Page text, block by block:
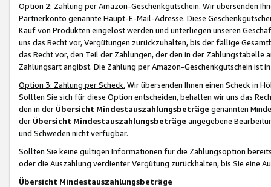
Option 2: Zahlung per Amazon-Geschenkgutschein. Wir übersenden
Partnerkonto genannte Haupt-E-Mail-Adresse. Diese
Kauf von Produkten eingelöst werden und unterliegen unseren
uns das Recht vor, Vergütungen zurückzuhalten, bis der fällige
das Recht vor, den Teil der Zahlungen, der den in der
Zahlungsart angibst. Die Zahlung per Amazon-Geschenkgutschein ist
Option 3: Zahlung per Scheck. Wir übersenden Ihnen einen Scheck in
Sollten Sie sich für diese Option entscheiden, behalten wir uns das
den in der Übersicht Mindestauszahlungsbeträge genannten
der Übersicht Mindestauszahlungsbeträge angegebene
und Schweden nicht verfügbar.
Sollten Sie keine gültigen Informationen für die Zahlungsoption
oder die Auszahlung verdienter Vergütung zurückhalten, bis Sie
Übersicht Mindestauszahlungsbeträge